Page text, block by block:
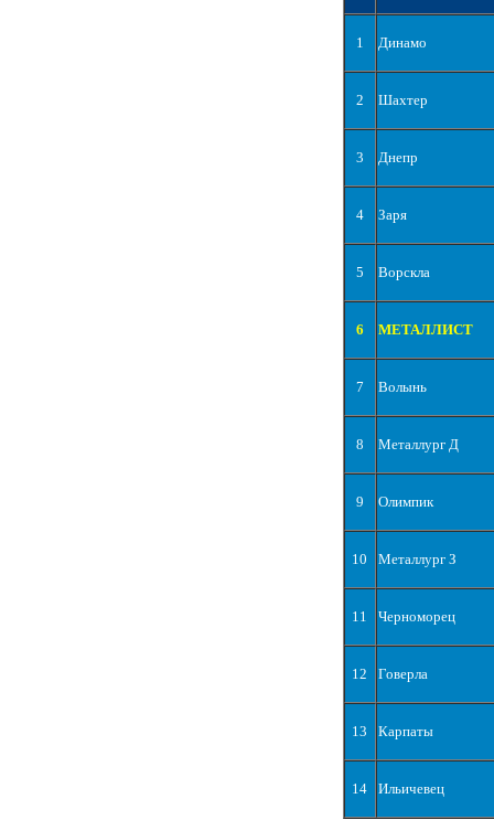
1 Динамо
2 Шахтер
3 Днепр
4 Заря
5 Ворскла
6 МЕТАЛЛИСТ
7 Волынь
8 Металлург Д
9 Олимпик
10 Металлург З
11 Черноморец
12 Говерла
13 Карпаты
14 Ильичевец